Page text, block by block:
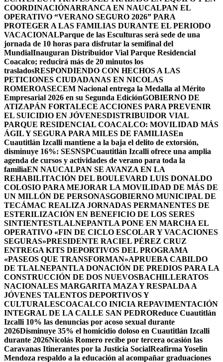
COORDINACIÓNARRANCA EN NAUCALPAN EL
OPERATIVO “VERANO SEGURO 2026” PARA
PROTEGER A LAS FAMILIAS DURANTE EL PERIODO
VACACIONALParque de las Esculturas será sede de una
jornada de 10 horas para disfrutar la semifinal del
MundialInauguran Distribuidor Vial Parque Residencial
Coacalco; reducirá más de 20 minutos los
trasladosRESPONDIENDO CON HECHOS A LAS
PETICIONES CIUDADANAS EN NICOLAS
ROMEROASECEM Nacional entrega la Medalla al Mérito
Empresarial 2026 en su Segunda EdiciónGOBIERNO DE
ATIZAPÁN FORTALECE ACCIONES PARA PREVENIR
EL SUICIDIO EN JÓVENESDISTRIBUIDOR VIAL
PARQUE RESIDENCIAL COACALCO: MOVILIDAD MÁS
ÁGIL Y SEGURA PARA MILES DE FAMILIASEn
Cuautitlán Izcalli mantiene a la baja el delito de extorsión,
disminuye 16%: SESNSPCuautitlán Izcalli ofrece una amplia
agenda de cursos y actividades de verano para toda la
familiaEN NAUCALPAN SE AVANZA EN LA
REHABILITACIÓN DEL BOULEVARD LUIS DONALDO
COLOSIO PARA MEJORAR LA MOVILIDAD DE MÁS DE
UN MILLÓN DE PERSONASGOBIERNO MUNICIPAL DE
TECÁMAC REALIZA JORNADAS PERMANENTES DE
ESTERILIZACIÓN EN BENEFICIO DE LOS SERES
SINTIENTESTLALNEPANTLA PONE EN MARCHA EL
OPERATIVO «FIN DE CICLO ESCOLAR Y VACACIONES
SEGURAS»PRESIDENTE RACIEL PÉREZ CRUZ
ENTREGA KITS DEPORTIVOS DEL PROGRAMA
«PASEOS QUE TRANSFORMAN»APRUEBA CABILDO
DE TLALNEPANTLA DONACIÓN DE PREDIOS PARA LA
CONSTRUCCIÓN DE DOS NUEVOSBACHILLERATOS
NACIONALES MARGARITA MAZA Y RESPALDA A
JÓVENES TALENTOS DEPORTIVOS Y
CULTURALESCOACALCO INICIA REPAVIMENTACIÓN
INTEGRAL DE LA CALLE SAN PEDROReduce Cuautitlán
Izcalli 10% las denuncias por acoso sexual durante
2026Disminuye 35% el homicidio doloso en Cuautitlán Izcalli
durante 2026Nicolás Romero recibe por tercera ocasión las
Caravanas Itinerantes por la Justicia SocialReafirma Yoselin
Mendoza respaldo a la educación al acompañar graduaciones